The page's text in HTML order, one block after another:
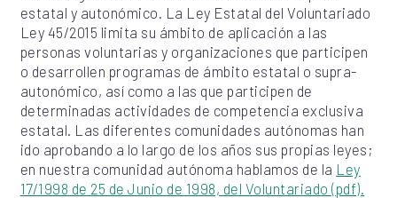
estatal y autonómico. La Ley Estatal del Voluntariado
Ley 45/2015 limita su ámbito de aplicación a las
personas voluntarias y organizaciones que participen
o desarrollen programas de ámbito estatal o supra-
autonómico, así como a las que participen de
determinadas actividades de competencia exclusiva
estatal. Las diferentes comunidades autónomas han
ido aprobando a lo largo de los años sus propias leyes;
en nuestra comunidad autónoma hablamos de la Ley
17/1998 de 25 de Junio de 1998, del Voluntariado (pdf).